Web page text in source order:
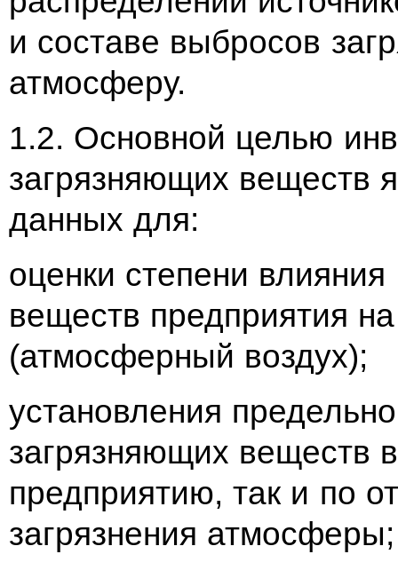
и составе выбросов
атмосферу.
1.2. Основной целью
загрязняющих веществ
данных для:
оценки степени
веществ предприятия
(атмосферный воздух);
установления
загрязняющих веществ
предприятию, так и по
загрязнения атмосферы;